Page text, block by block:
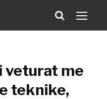
veturat me
teknike,